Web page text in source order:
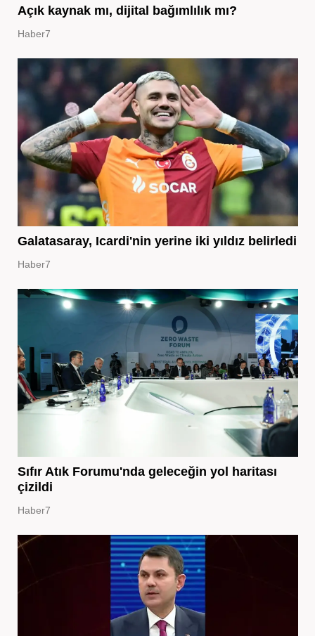
Açık kaynak mı, dijital bağımlılık mı?
Haber7
Galatasaray, Icardi'nin yerine iki yıldız belirledi
Haber7
Sıfır Atık Forumu'nda geleceğin yol haritası
çizildi
Haber7